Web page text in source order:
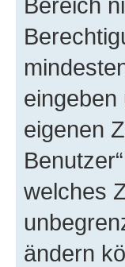
eingeben
eigenen
welches
ändern